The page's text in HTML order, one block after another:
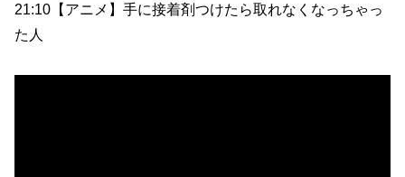
21:10【アニメ】手に接着剤つけたら取れなくなっちゃっ
た人